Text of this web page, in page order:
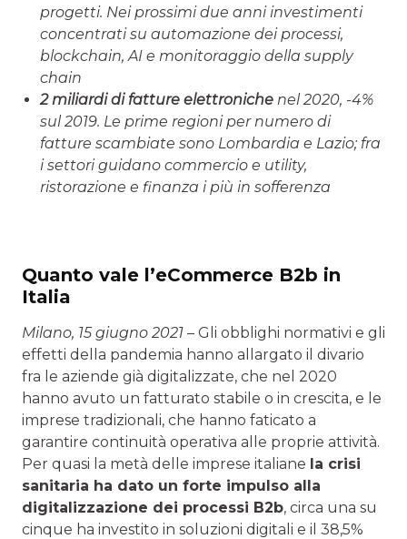
progetti. Nei prossimi due anni investimenti
concentrati su automazione dei processi,
blockchain, AI e monitoraggio della supply
chain
2 miliardi di fatture elettroniche nel 2020, -4%
sul 2019. Le prime regioni per numero di
fatture scambiate sono Lombardia e Lazio; fra
i settori guidano commercio e utility,
ristorazione e finanza i più in sofferenza
Quanto vale l’eCommerce B2b in
Italia
Milano, 15 giugno 2021 – Gli obblighi normativi e gli
effetti della pandemia hanno allargato il divario
fra le aziende già digitalizzate, che nel 2020
hanno avuto un fatturato stabile o in crescita, e le
imprese tradizionali, che hanno faticato a
garantire continuità operativa alle proprie attività.
Per quasi la metà delle imprese italiane la crisi
sanitaria ha dato un forte impulso alla
digitalizzazione dei processi B2b, circa una su
cinque ha investito in soluzioni digitali e il 38,5%